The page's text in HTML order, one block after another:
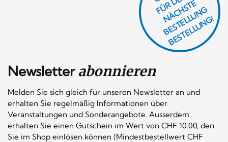
Newsletterabonnieren
Melden Sie sich gleich für unseren Newsletter an und
erhalten Sie regelmäßig Informationen über
Veranstaltungen und Sonderangebote. Ausserdem
erhalten Sie einen Gutschein im Wert von CHF 10.00, den
Sie im Shop einlösen können (Mindestbestellwert CHF
F
R
N
H
E
L
G
G!